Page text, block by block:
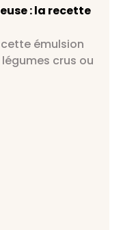
: la recette
émulsion
crus ou